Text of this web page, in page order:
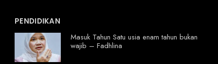
PENDIDIKAN
Masuk Tahun Satu usia enam tahun bukan
wajib – Fadhlina